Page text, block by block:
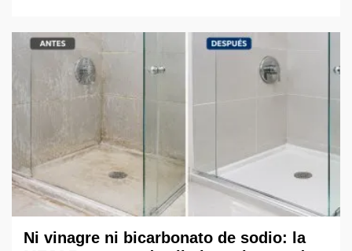
Ni vinagre ni bicarbonato de sodio: la